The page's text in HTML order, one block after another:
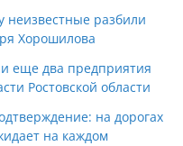
неизвестные разбили
Хорошилова
еще два предприятия
Ростовской области
на дорогах
на каждом